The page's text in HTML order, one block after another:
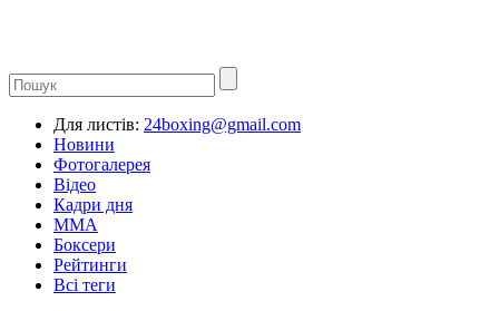
Для листів: 24boxing@gmail.com
Новини
Фотогалерея
Відео
Кадри дня
ММА
Боксери
Рейтинги
Всі теги